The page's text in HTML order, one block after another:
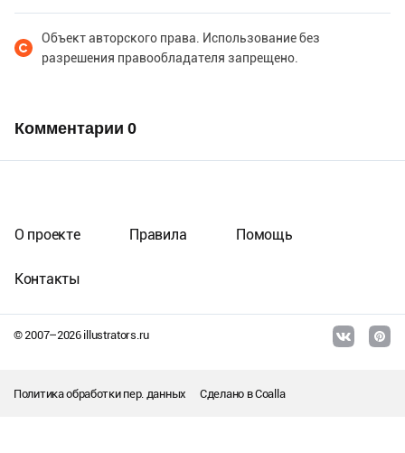
Объект авторского права. Использование без
разрешения правообладателя запрещено.
Комментарии 0
© 2007–2026illustrators.ru
О проекте Правила Помощь
Контакты
Политика обработки пер. данных Сделано вCoalla